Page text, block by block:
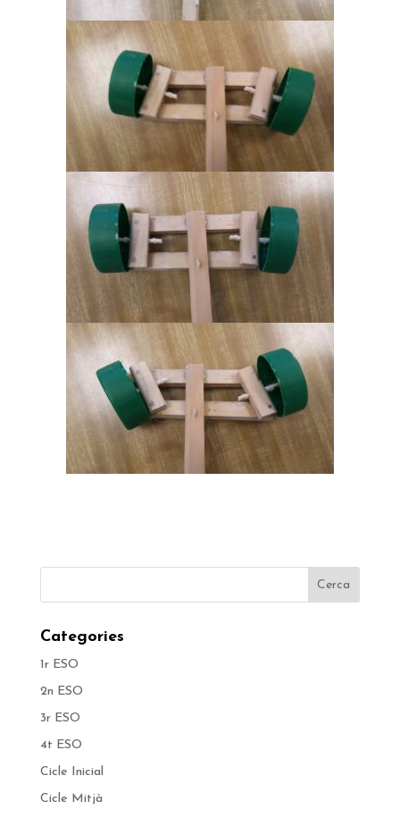
Categories
1r ESO
2n ESO
3r ESO
4t ESO
Cicle Inicial
Cicle Mitjà